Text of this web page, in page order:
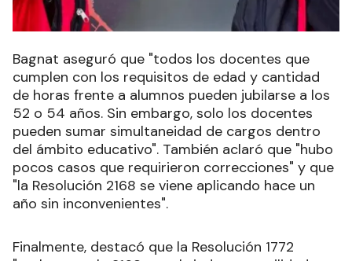
Bagnat aseguró que "todos los docentes que
cumplen con los requisitos de edad y cantidad
de horas frente a alumnos pueden jubilarse a los
52 o 54 años. Sin embargo, solo los docentes
pueden sumar simultaneidad de cargos dentro
del ámbito educativo". También aclaró que "hubo
pocos casos que requirieron correcciones" y que
"la Resolución 2168 se viene aplicando hace un
año sin inconvenientes".
Finalmente, destacó que la Resolución 1772